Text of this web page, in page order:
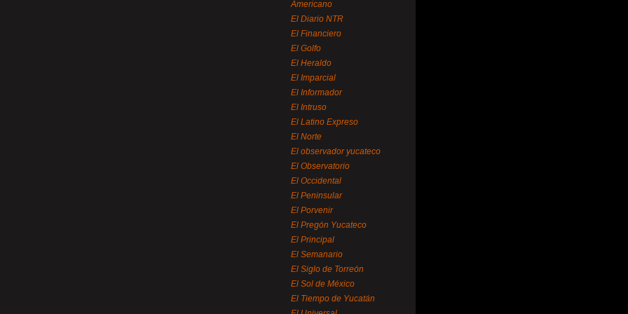
Americano
El Diario NTR
El Financiero
El Golfo
El Heraldo
El Imparcial
El Informador
El Intruso
El Latino Expreso
El Norte
El observador yucateco
El Observatorio
El Occidental
El Peninsular
El Porvenir
El Pregón Yucateco
El Principal
El Semanario
El Siglo de Torreón
El Sol de México
El Tiempo de Yucatán